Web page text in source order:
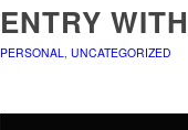
ENTRY
PERSONAL, UNCATEGORIZED